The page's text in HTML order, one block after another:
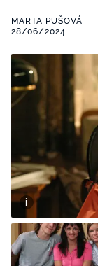
Všechny
Seberozvoj
Všechny
ZÁBAVA
Všechny
Testy a kvízy
BYDLENÍ
Všechny
Tvoření
Rady a tipy
MARTA PUŠOVÁ
28/06/2024